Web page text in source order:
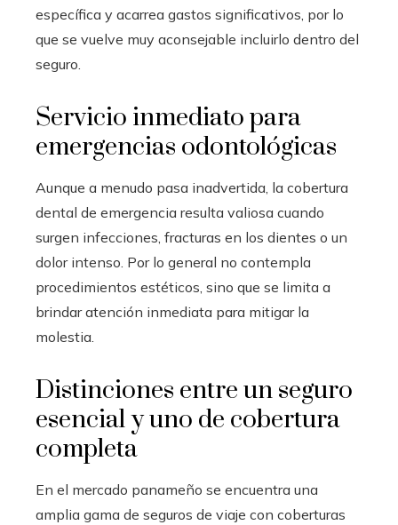
específica y acarrea gastos significativos, por lo
que se vuelve muy aconsejable incluirlo dentro del
seguro.
Servicio inmediato para
emergencias odontológicas
Aunque a menudo pasa inadvertida, la cobertura
dental de emergencia resulta valiosa cuando
surgen infecciones, fracturas en los dientes o un
dolor intenso. Por lo general no contempla
procedimientos estéticos, sino que se limita a
brindar atención inmediata para mitigar la
molestia.
Distinciones entre un seguro
esencial y uno de cobertura
completa
En el mercado panameño se encuentra una
amplia gama de seguros de viaje con coberturas